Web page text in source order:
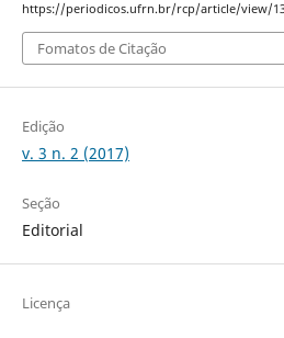
https://periodicos.ufrn.br/rcp/article/view/
Fomatos de Citação
Edição
v. 3 n. 2 (2017)
Seção
Editorial
Licença